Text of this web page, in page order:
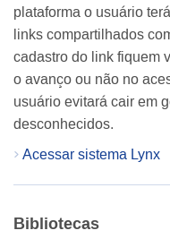
plataforma o usuário
links compartilhados
cadastro do link fiquem
o avanço ou não no
usuário evitará cair em
desconhecidos.
Acessar sistema Lynx
Bibliotecas